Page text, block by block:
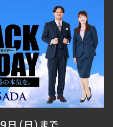
SADA
の
公
式
SADA
の
公
式
SADA
の
公
式
日（日）まで